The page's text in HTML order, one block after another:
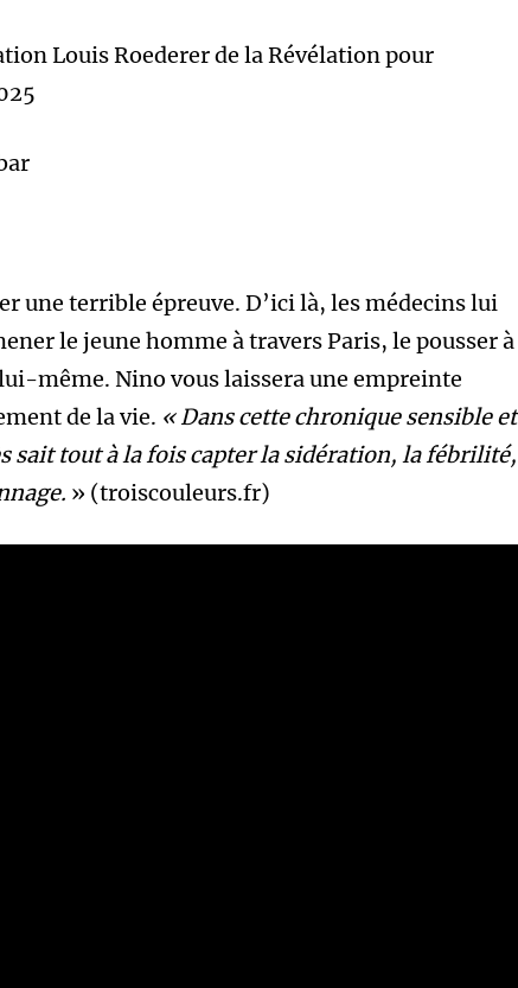
Louis Roederer de la Révélation pour
une terrible épreuve. D’ici là, les médecins lui
le jeune homme à travers Paris, le pousser à
même. Nino vous laissera une empreinte
de la vie. « Dans cette chronique sensible et
sait tout à la fois capter la sidération, la fébrilité,
» (troiscouleurs.fr)